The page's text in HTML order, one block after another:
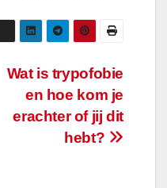
Wat is trypofobie
en hoe kom je
erachter of jij dit
hebt?